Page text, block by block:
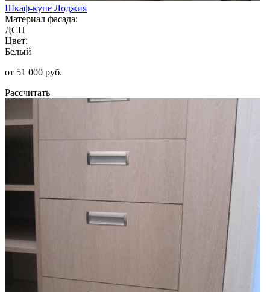
Шкаф-купе Лоджия
Материал фасада:
ДСП
Цвет:
Белый
от 51 000 руб.
Рассчитать